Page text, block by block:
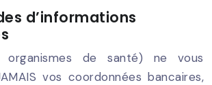
d’informations
de santé) ne vous
vos coordonnées bancaires,